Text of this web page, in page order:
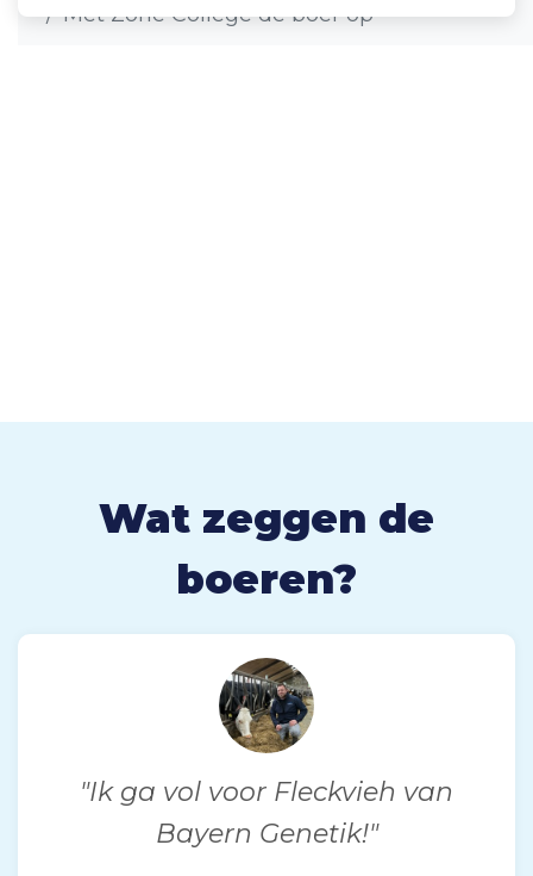
Met Zone College de boer op
Wat zeggen de
boeren?
"Ik ga vol voor Fleckvieh van
Bayern Genetik!"